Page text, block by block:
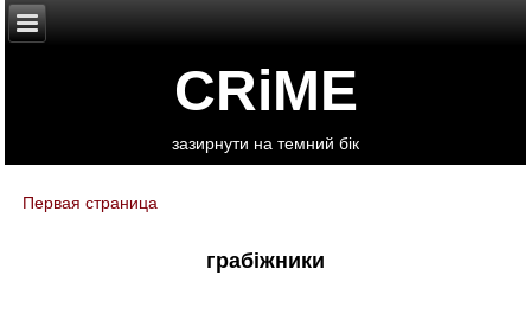
CRiME
зазирнути на темний бік
You are here
Первая страница
грабіжники